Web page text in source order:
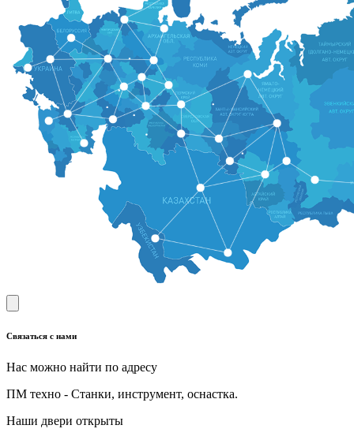
Связаться с нами
Нас можно найти по адресу
ПМ техно - Станки, инструмент, оснастка.
Наши двери открыты